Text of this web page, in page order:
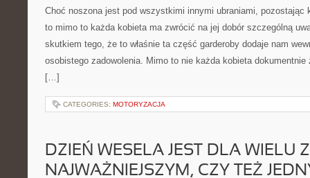
Choć noszona jest pod wszystkimi innymi ubraniami, pozostając
to mimo to każda kobieta ma zwrócić na jej dobór szczególną
skutkiem tego, że to właśnie ta część garderoby dodaje nam
osobistego zadowolenia. Mimo to nie każda kobieta
[…]
CATEGORIES: MOTORYZACJA
DZIEŃ WESELA JEST DLA WIELU
NAJWAŻNIEJSZYM, CZY TEŻ